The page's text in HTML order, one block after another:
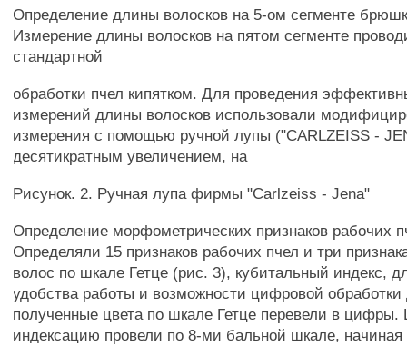
Определение длины волосков на 5-ом сегменте
Измерение длины волосков на пятом сегменте
стандартной
обработки пчел кипятком. Для проведения
измерений длины волосков использовали
измерения с помощью ручной лупы ("CARLZEISS -
десятикратным увеличением, на
Рисунок. 2. Ручная лупа фирмы "Carlzeiss - Jena"
Определение морфометрических признаков рабочих
Определяли 15 признаков рабочих пчел и три
волос по шкале Гетце (рис. 3), кубитальный индекс,
удобства работы и возможности цифровой
полученные цвета по шкале Гетце перевели в
индексацию провели по 8-ми бальной шкале, начиная